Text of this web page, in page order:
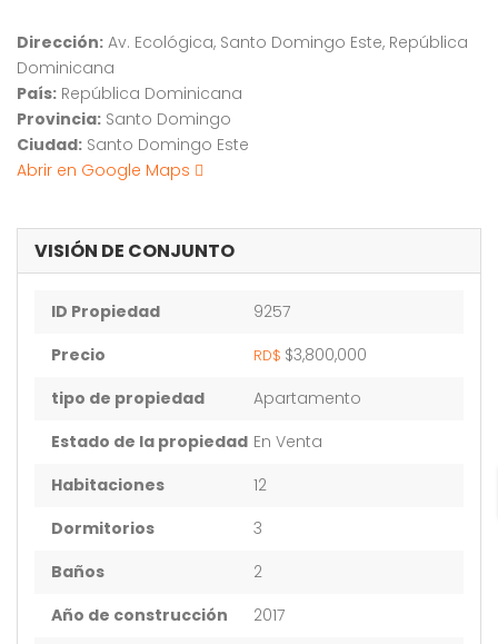
Dirección: Av. Ecológica, Santo Domingo Este, República
Dominicana
País: República Dominicana
Provincia: Santo Domingo
Ciudad: Santo Domingo Este
Abrir en Google Maps
VISIÓN DE CONJUNTO
ID Propiedad
9257
Precio
RD$ $3,800,000
tipo de propiedad
Apartamento
Estado de la propiedad En Venta
Habitaciones
12
Dormitorios
3
Baños
2
Año de construcción
2017